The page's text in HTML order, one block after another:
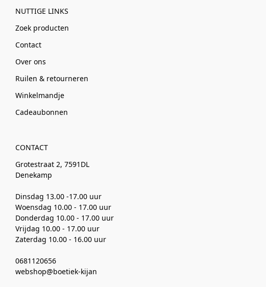
NUTTIGE LINKS
Zoek producten
Contact
Over ons
Ruilen & retourneren
Winkelmandje
Cadeaubonnen
CONTACT
Grotestraat 2, 7591DL
Denekamp
Dinsdag 13.00 -17.00 uur
Woensdag 10.00 - 17.00 uur
Donderdag 10.00 - 17.00 uur
Vrijdag 10.00 - 17.00 uur
Zaterdag 10.00 - 16.00 uur
0681120656
webshop@boetiek-kijan